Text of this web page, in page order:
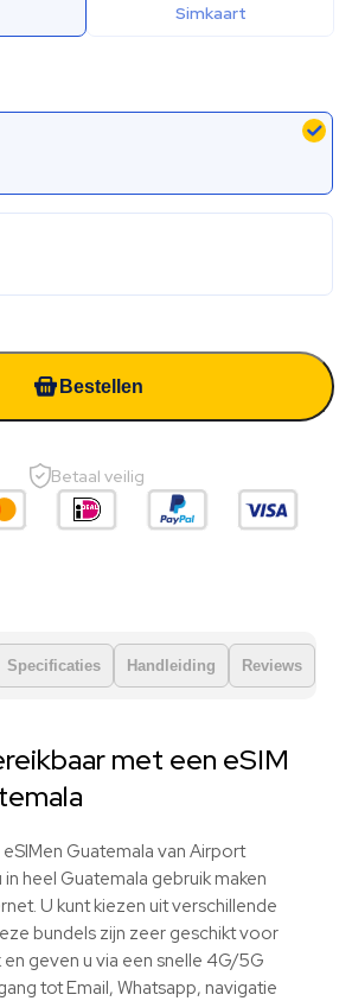
Simkaart
Bestellen
Betaal veilig
Specificaties Handleiding Reviews
met een eSIM
Guatemala van Airport
heel Guatemala gebruik maken
U kunt kiezen uit verschillende
bundels zijn zeer geschikt voor
geven u via een snelle 4G/5G
tot Email, Whatsapp, navigatie